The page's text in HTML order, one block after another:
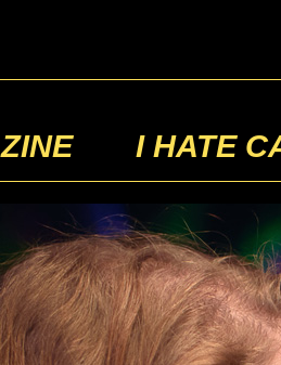
ZINE I HATE